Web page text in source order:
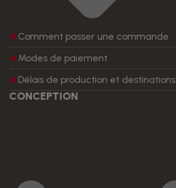
Comment passer une commande
Modes de paiement
Délais de production et destinations
CONCEPTION